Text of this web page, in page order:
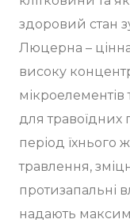
здоровий стан
Люцерна –
високу
мікроелементів
для травоїдних
період їхнього
травлення,
протизапальні
надають